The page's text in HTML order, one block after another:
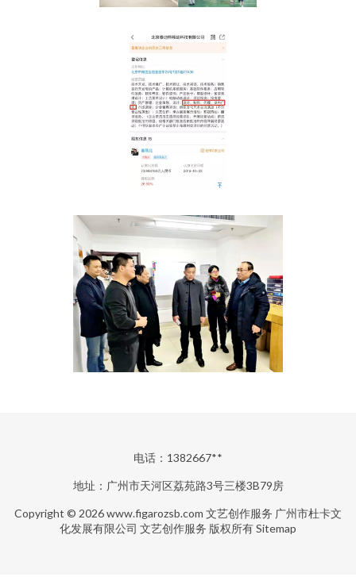
电话：1382667**
地址：广州市天河区荔苑路3号三楼3B79房
Copyright © 2026www.figarozsb.com 文艺创作服务 广州市杜卡文
化发展有限公司 文艺创作服务 版权所有Sitemap